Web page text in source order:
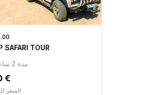
SAFARI TOUR
مدة 2 ساعة
€
السعر